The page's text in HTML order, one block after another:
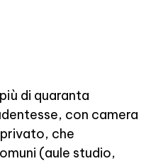
di quaranta
con camera
che
(aule studio,